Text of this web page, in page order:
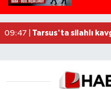
15:00 |Takla atan otomobil
09:47 | Tarsus'ta silahlı